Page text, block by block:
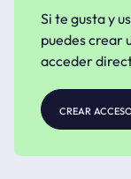
Si te gusta y
puedes crear
acceder
crear